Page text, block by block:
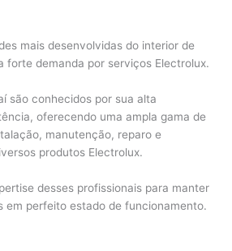
mais desenvolvidas do interior de
forte demanda por serviços Electrolux.
são conhecidos por sua alta
oferecendo uma ampla gama de
manutenção, reparo e
produtos Electrolux.
desses profissionais para manter
em perfeito estado de funcionamento.